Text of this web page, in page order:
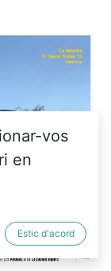
vos
en
Estic d'acord